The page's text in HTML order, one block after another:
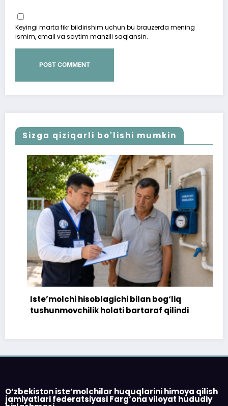
Keyingi marta fikr bildirishim uchun bu brauzerda mening
ismim, email va saytim manzili saqlansin.
Sizga qiziqarli bo'lishi mumkin
Iste’molchi hisoblagichi bilan bog‘liq
tushunmovchilik holati bartaraf qilindi
O‘zbekiston iste’molchilar huquqlarini himoya qilish
jamiyatlari federatsiyasi Farg‘ona viloyat hududiy